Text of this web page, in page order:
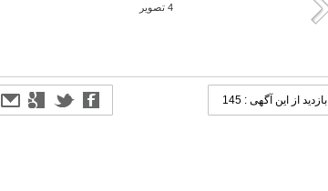
4 تصویر
بازدید از این آگهی : 145